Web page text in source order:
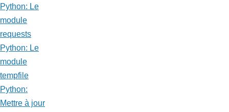
Python: Le
module
requests
Python: Le
module
tempfile
Python:
Mettre à jour